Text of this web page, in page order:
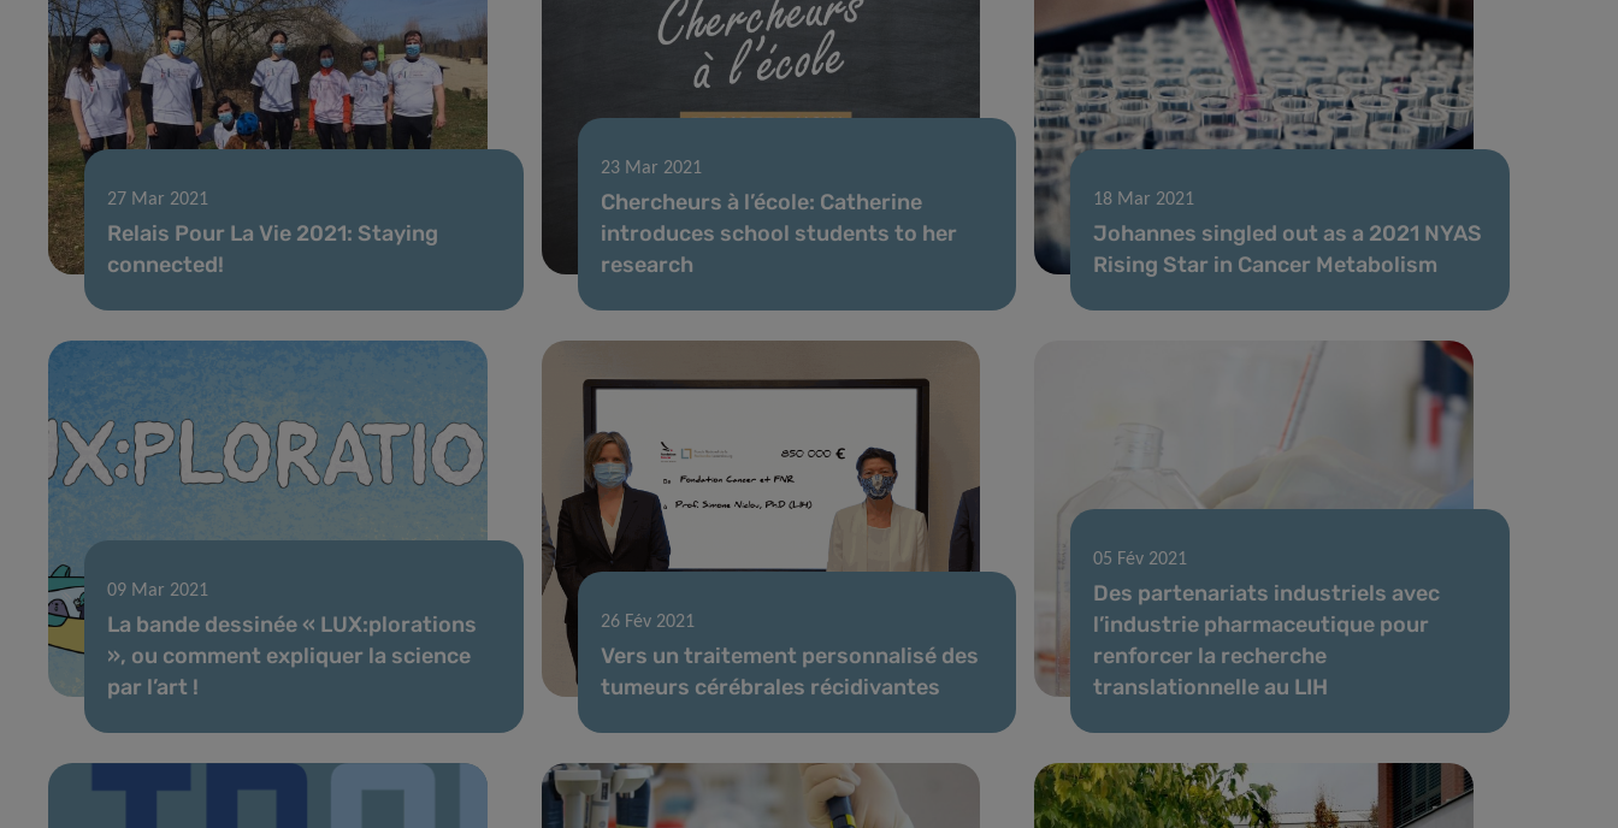
27 Mar 2021
Relais Pour La Vie 2021: Staying
connected!
23 Mar 2021
Chercheurs à l’école: Catherine
introduces school students to her
research
18 Mar 2021
Johannes singled out as a 2021 NYAS
Rising Star in Cancer Metabolism
09 Mar 2021
La bande dessinée « LUX:plorations
», ou comment expliquer la science
par l’art !
26 Fév 2021
Vers un traitement personnalisé des
tumeurs cérébrales récidivantes
05 Fév 2021
Des partenariats industriels avec
l’industrie pharmaceutique pour
renforcer la recherche
translationnelle au LIH